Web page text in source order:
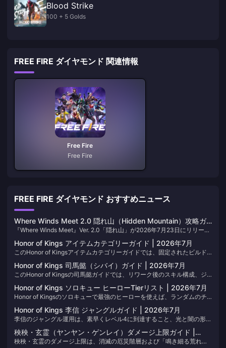
Blood Strike
100 + 5 Golds
FREE FIRE ダイヤモンド 関連情報
Free Fire
Free Fire
FREE FIRE ダイヤモンド おすすめニュース
Where Winds Meet 2.0 隠れ山（Hidden Mountain）攻略ガ
イド | 2026年7月
『Where Winds Meet』Ver. 2.0「隠れ山」が2026年7月23日にリリース
され、垂直構造のエリア、墨家（Mohist Hill）門派、天意志の籠手
（Heavenwill Gauntlets）、そしてからくり仕掛けのボスが登場しまし
た。このページでは、初週の攻略に向けた解放条件、武器の組み合わ
せ、ボス報酬、イベント開催期間をまとめています。エバーストーン
（Everstone）社による後続チャプターの配信に合わせて、表の内容は随
時更新されます。
Honor of Kings アイテムカテゴリーガイド | 2026年7月
このHonor of Kingsアイテムカテゴリーガイドでは、固定されたビルド
ガイドをただ真似るのではなく、試合の状況に応じて臨機応変にカウン
タービルドを組めるよう、主要な装備タイプをすべて網羅しています。
アイテムの役割が変更された際には随時このページを更新するため、ブ
ックマークに追加してパッチごとにご確認ください。
Honor of Kings 司馬懿（シバイ）ガイド | 2026年7月
このHonor of Kingsの司馬懿ガイドでは、リワーク後のスキル構成、ジ
ャングルおよびミッドのビルド、操作設定、そして3つのガンクコンボを
解説しています。ブックマークしておきましょう。パッチの更新に合わ
せてアイテムビルドを随時アップデートしています。
Honor of Kings ソロキュー ヒーローTierリスト | 2026年7月
Honor of Kingsのソロキューで最強のヒーローを使えば、ランダムのチ
ームメイトがどんなピンチのシグナルも無視しても試合に勝利できま
す。このページでは、全5レーンから厳選された15体の信頼できるキャリ
ーをランク付けし、メタの変動に合わせて常に最新の状態に保ちます。
Honor of Kings 李信 ジャングルガイド | 2026年7月
李信のジャングル運用は、素早くレベル4に到達すること、光と闇の形態
を意図的に切り替えること、そしてジャングルのファームで得たゴール
ドをレーンへのプレッシャーに変えることで真価を発揮します。このペ
ージでは、2026年7月現在のジャングルルート、ビルド順序、各形態の
秧秧・玄霊（ヤンヤン・ゲンレイ）ダメージ上限ガイド |
2026年7月
秧秧・玄霊のダメージ上限は、消滅の厄災階層および「鳴き細る荒れ